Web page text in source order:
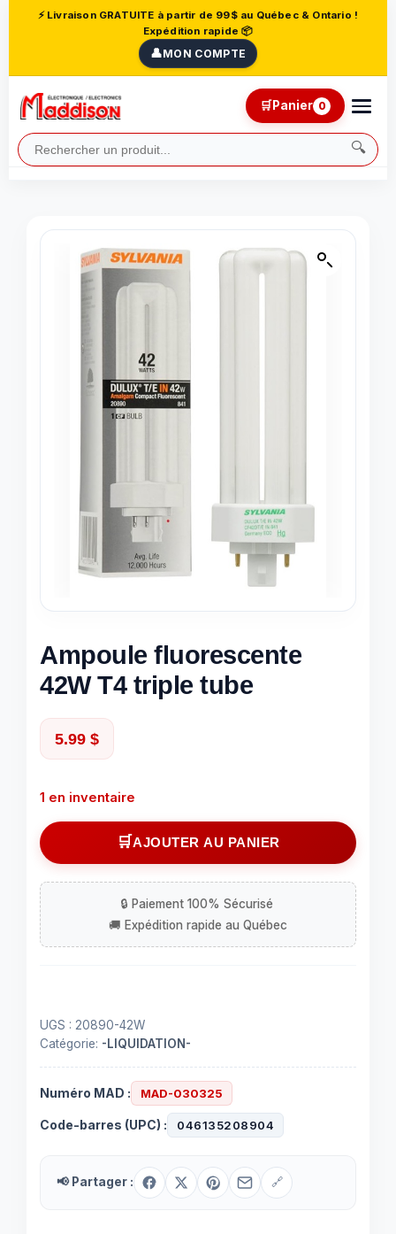
⚡ Livraison GRATUITE à partir de 99$ au Québec & Ontario !
Expédition rapide 📦
👤MON COMPTE
🔍
🛒Panier 0
Ampoule fluorescente
42W T4 triple tube
5.99 $
1 en inventaire
quantité
de
fluorescente
42W
T4
AJOUTER AU PANIER
UGS : 20890-42W
Catégorie: -LIQUIDATION-
Numéro MAD : MAD-030325
Code-barres (UPC) : 046135208904
📢 Partager : 🔗